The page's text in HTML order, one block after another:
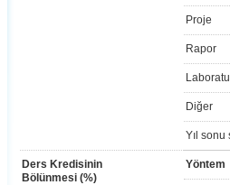
Proje
Rapor
Diğer
Yıl sonu
Ders Kredisinin
Bölünmesi (%)
Yöntem